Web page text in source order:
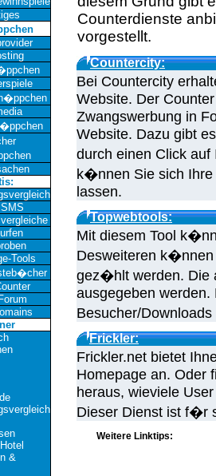
Tools
&
Counterdienste
vorgestellt.
Countercity:
Bei Countercity
Website. Der
Zwangswerbung in
Website. Dazu gibt
durch einen Click
k�nnen Sie sich
lassen.
Topwebtools:
Mit diesem Tool
Desweiteren k�nnen
gez�hlt werden. Die
ausgegeben
Besucher/
Frickler:
Frickler.net bietet
Homepage an. Oder
heraus, wieviele
Dieser Dienst ist f�r
Weitere Linktips: